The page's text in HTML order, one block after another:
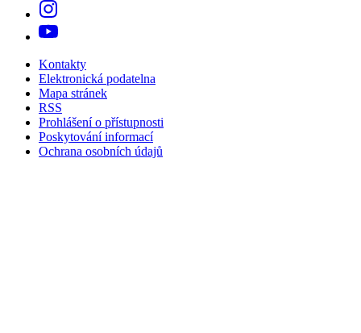
Kontakty
Elektronická podatelna
Mapa stránek
RSS
Prohlášení o přístupnosti
Poskytování informací
Ochrana osobních údajů